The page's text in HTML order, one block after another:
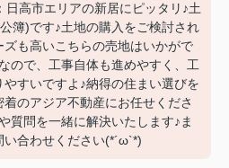
日高市エリアの新居にピッタリ♪土
簿)です♪土地の購入をご検討され
ズも高いこちらの売地はいかがで
ので、工事自体も進めやすく、工
すいですよ♪納得の住まい選びを
のアジア不動産にお任せくださ
質問を一緒に解決いたします♪ま
合わせください(*´ω`*)